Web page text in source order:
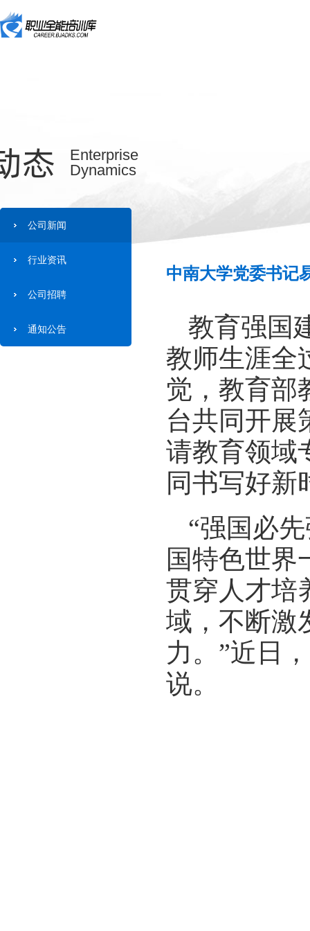
态
Enterprise
Dynamics
公司新闻
行业资讯
公司招聘
通知公告
中南大学党委书记
教育强国
教师生涯全
觉，教育部
台共同开展
请教育领域
同书写好新
“强国必
国特色世界
贯穿人才培
域，不断激
力。”近日
说。